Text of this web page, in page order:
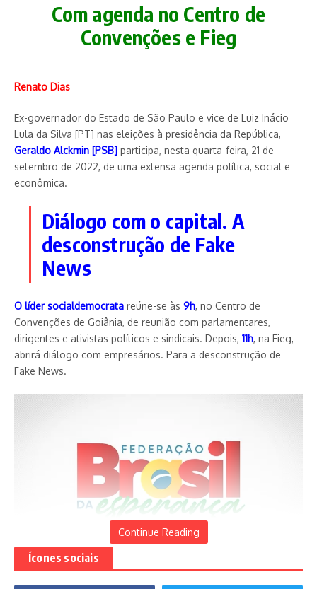
Com agenda no Centro de
Convenções e Fieg
Renato Dias
Ex-governador do Estado de São Paulo e vice de Luiz Inácio
Lula da Silva [PT] nas eleições à presidência da República,
Geraldo Alckmin [PSB] participa, nesta quarta-feira, 21 de
setembro de 2022, de uma extensa agenda política, social e
econômica.
Diálogo com o capital. A
desconstrução de Fake
News
O líder socialdemocrata reúne-se às 9h, no Centro de
Convenções de Goiânia, de reunião com parlamentares,
dirigentes e ativistas políticos e sindicais. Depois, 11h, na Fieg,
abrirá diálogo com empresários. Para a desconstrução de
Fake News.
Continue Reading
Ícones sociais